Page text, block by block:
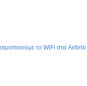
το WiFi στα